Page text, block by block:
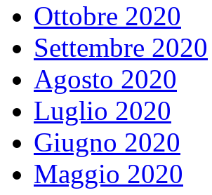
Ottobre 2020
Settembre 2020
Agosto 2020
Luglio 2020
Giugno 2020
Maggio 2020